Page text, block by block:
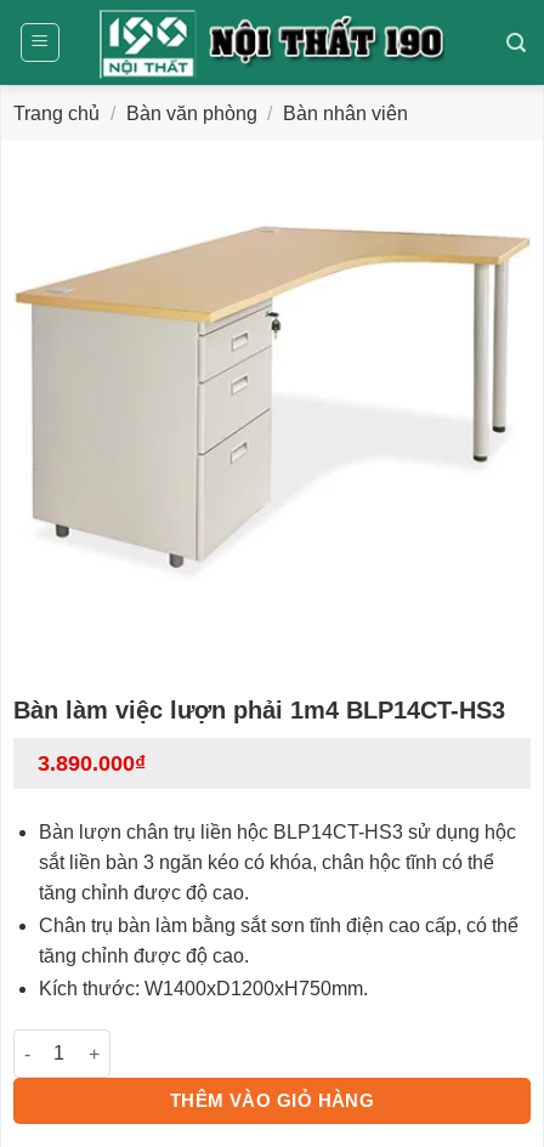
dung
Trang chủ / Bàn văn phòng / Bàn nhân viên
Bàn làm việc lượn phải 1m4 BLP14CT-HS3
3.890.000₫
Bàn lượn chân trụ liền hộc BLP14CT-HS3 sử dụng hộc
sắt liền bàn 3 ngăn kéo có khóa, chân hộc tĩnh có thể
tăng chỉnh được độ cao.
Chân trụ bàn làm bằng sắt sơn tĩnh điện cao cấp, có thể
tăng chỉnh được độ cao.
Kích thước: W1400xD1200xH750mm.
Bàn làm việc lượn phải 1m4 BLP14CT-HS3 số lượng
THÊM VÀO GIỎ HÀNG